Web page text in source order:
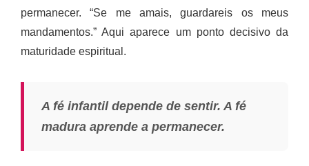
permanecer. “Se me amais, guardareis os meus
mandamentos.” Aqui aparece um ponto decisivo da
maturidade espiritual.
A fé infantil depende de sentir. A fé
madura aprende a permanecer.